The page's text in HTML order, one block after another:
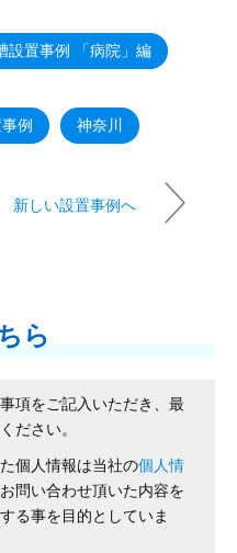
設置事例 「病院」編
例 神奈川
新しい設置事例へ
ら
項をご記入いただき、最
ださい。
個人情報は当社の個人情
問い合わせ頂いた内容を
る事を目的としていま